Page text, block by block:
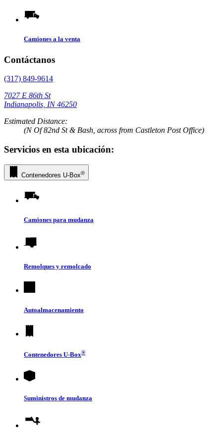
Camiones a la venta
Contáctanos
(317) 849-9614
7027 E 86th St
Indianapolis, IN 46250
Estimated Distance:
(N Of 82nd St & Bash, across from Castleton Post Office)
Servicios en esta ubicación:
Contenedores U-Box®
Camiones para mudanza
Remolques y remolcado
Autoalmacenamiento
Contenedores U-Box®
Suministros de mudanza